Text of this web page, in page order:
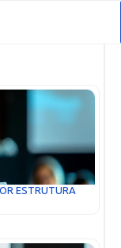
ESTRUTURA